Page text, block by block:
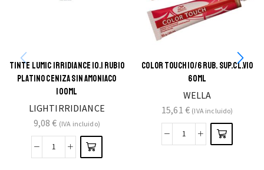
TINTE LUMIC IRRIDIANCE 10.1 RUBIO
PLATINO CENIZA SIN AMONIACO
100ML
LIGHTIRRIDIANCE
9,08€ (IVA incluido)
COLOR TOUCH 10/6 RUB. SUP.CL.VIO
60ML
WELLA
15,61 € (IVA incluido)